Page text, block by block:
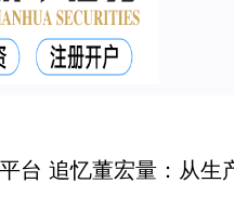
台 追忆董宏量：从生